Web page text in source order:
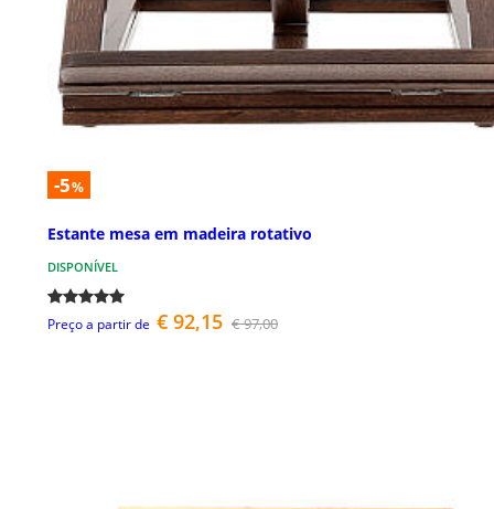
-5%
Estante mesa em madeira rotativo
DISPONÍVEL
Preço a partir de € 92,15 € 97,00